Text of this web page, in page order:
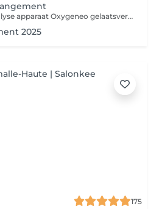
Huidanalyse met het analyse apparaat Oxygeneo gelaatsverzorging Lichte make up met huidverzorgende producten En een afscheidsgeschenkje
2025
175